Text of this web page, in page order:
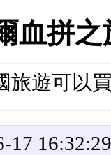
血拼
旅遊可以
17 16:32:29